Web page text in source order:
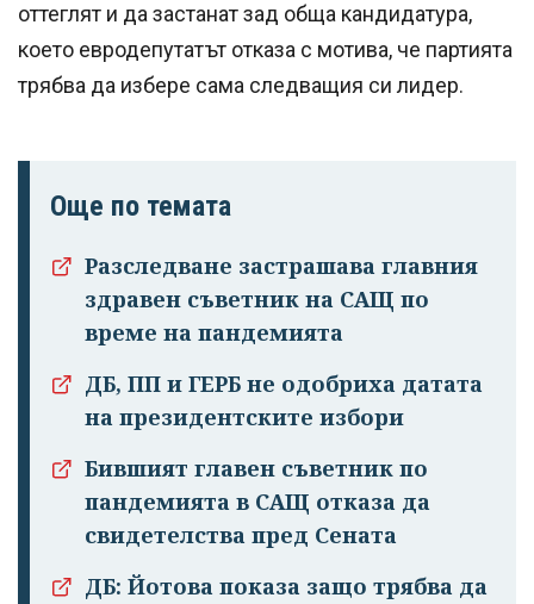
оттеглят и да застанат зад обща кандидатура,
което евродепутатът отказа с мотива, че партията
трябва да избере сама следващия си лидер.
Още по темата
Разследване застрашава главния
здравен съветник на САЩ по
време на пандемията
ДБ, ПП и ГЕРБ не одобриха датата
на президентските избори
Бившият главен съветник по
пандемията в САЩ отказа да
свидетелства пред Сената
ДБ: Йотова показа защо трябва да